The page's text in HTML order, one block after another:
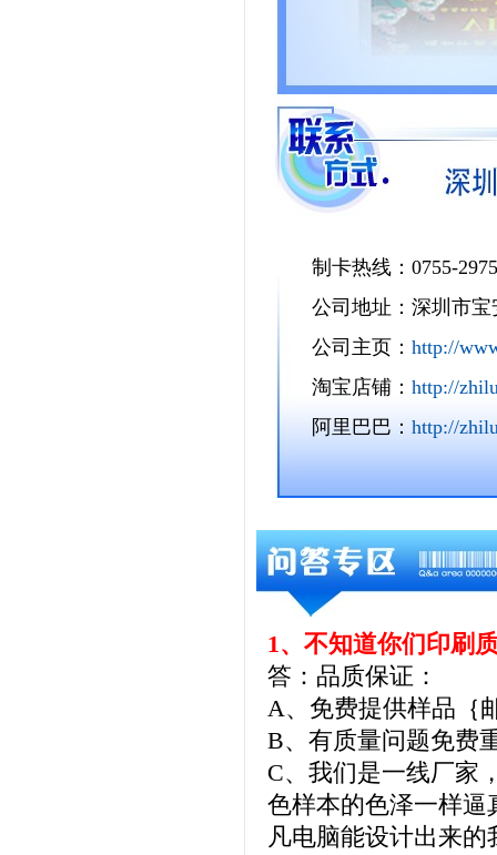
制卡热线：0755-
公司地址：深圳市宝安
公司主页： http://
淘宝店铺： http://
阿里巴巴： http://
1、不知道你们印刷
答：品质保证：
A、免费提供样品｛
B、有质量问题免费
C、我们是一线厂家
色样本的色泽一样逼
凡电脑能设计出来